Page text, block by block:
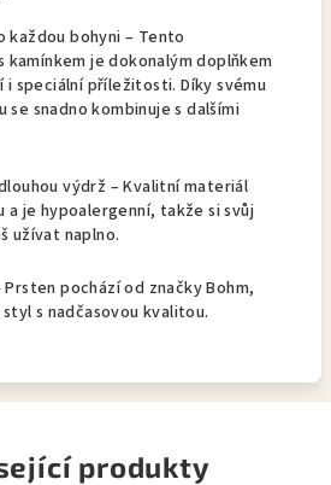
každou bohyni – Tento
je dokonalým doplňkem
i speciální příležitosti. Díky svému
se snadno kombinuje s dalšími
výdrž – Kvalitní materiál
a je hypoalergenní, takže si svůj
užívat naplno.
pochází od značky Bohm,
s nadčasovou kvalitou.
produkty